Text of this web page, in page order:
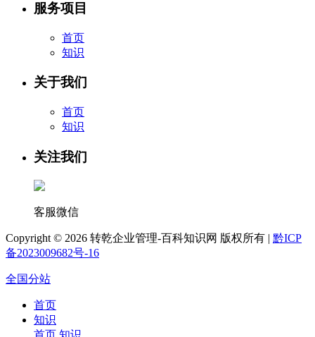
服务项目
首页
知识
关于我们
首页
知识
关注我们
客服微信
Copyright © 2026 转乾企业管理-百科知识网 版权所有 | 黔ICP
备2023009682号-16
全国分站
首页
知识
首页 知识